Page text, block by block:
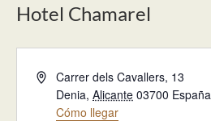
Hotel Chamarel
Dirección
Carrer dels Cavallers, 13
Denia, Alicante 03700 España
Cómo llegar